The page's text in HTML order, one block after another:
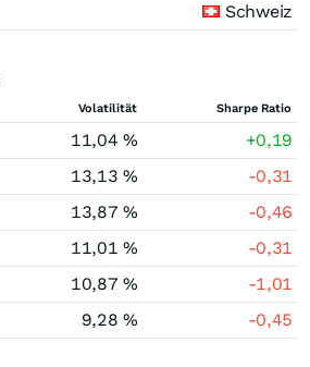
Schweiz
Volatilität Sharpe Ratio
11,04 %
+0,19
13,13 %
-0,31
13,87 %
-0,46
11,01 %
-0,31
10,87 %
-1,01
9,28 % -0,45